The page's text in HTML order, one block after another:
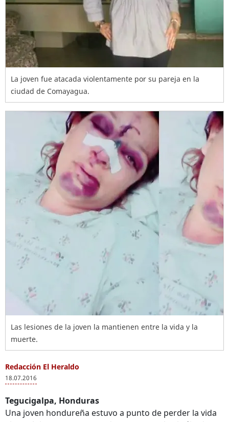
La joven fue atacada violentamente por su pareja en la
ciudad de Comayagua.
Las lesiones de la joven la mantienen entre la vida y la
muerte.
Redacción El Heraldo
18.07.2016
Tegucigalpa, Honduras
Una joven hondureña estuvo a punto de perder la vida